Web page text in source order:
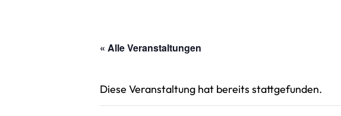
« Alle Veranstaltungen
Diese Veranstaltung hat bereits stattgefunden.